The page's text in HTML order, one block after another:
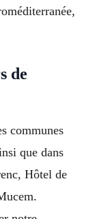
de
communes
que dans
Hôtel de